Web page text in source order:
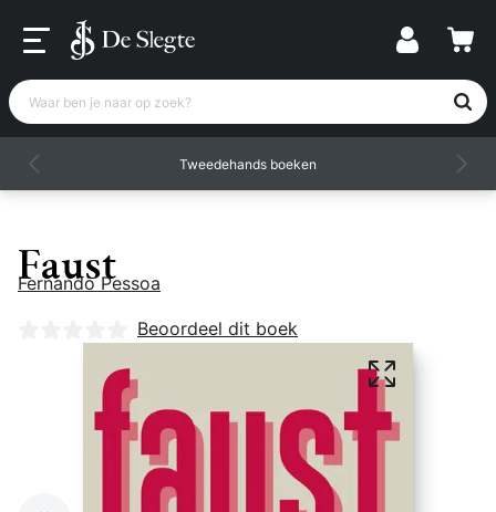
Waar ben je naar op zoek?
Tweedehands boeken
Faust
Fernando Pessoa
Nog geen beoordelingen
Beoordeel dit boek